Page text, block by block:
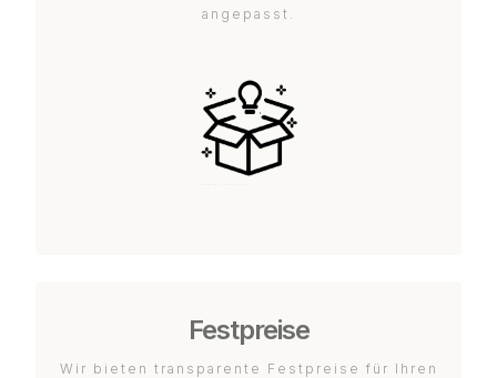
angepasst.
Festpreise
Wir bieten transparente Festpreise für Ihren